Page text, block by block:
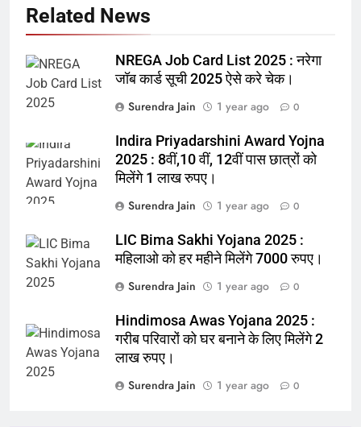
Related News
NREGA Job Card List 2025 : नरेगा
जॉब कार्ड सूची 2025 ऐसे करे चेक।
Surendra Jain
1 year ago 0
Indira Priyadarshini Award Yojna
2025 : 8वीं,10 वीं, 12वीं पास छात्रों को
मिलेंगे 1 लाख रुपए।
Surendra Jain
1 year ago 0
LIC Bima Sakhi Yojana 2025 :
महिलाओ को हर महीने मिलेंगे 7000 रुपए।
Surendra Jain
1 year ago 0
Hindimosa Awas Yojana 2025 :
गरीब परिवारों को घर बनाने के लिए मिलेंगे 2
लाख रुपए।
Surendra Jain
1 year ago 0